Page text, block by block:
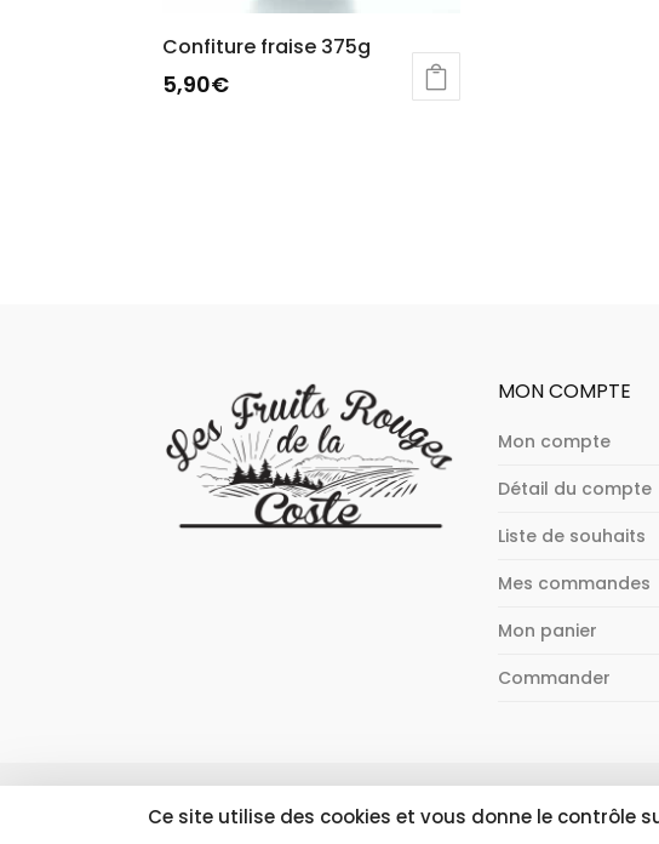
Confiture fraise 375g
5,90€
MON COMPTE
Mon compte
Détail du compte
Liste de souhaits
Mes commandes
Mon panier
Commander
Site réalisé parCERFRANCE Lozère | © 2022 -Plan du
Ce site utilise des cookies et vous donne le contrôle